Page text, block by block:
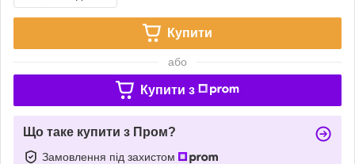
Купити
або
Купити з
Що таке купити з Пром?
Замовлення під захистом